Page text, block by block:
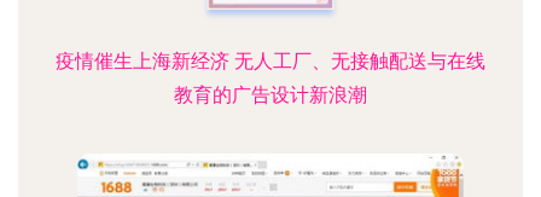
疫情催生上海新经济 无人工厂、无接触配送与在线
教育的广告设计新浪潮